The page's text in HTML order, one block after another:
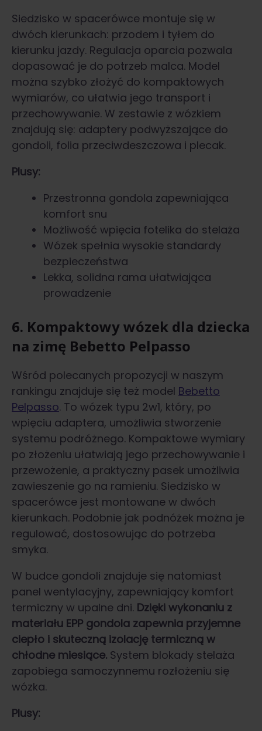
Siedzisko w spacerówce montuje się w
dwóch kierunkach: przodem i tyłem do
kierunku jazdy. Regulacja oparcia pozwala
dopasować je do potrzeb malca. Model
można szybko złożyć do kompaktowych
wymiarów, co ułatwia jego transport i
przechowywanie. W zestawie z wózkiem
znajdują się: adaptery podwyższające do
gondoli, folia przeciwdeszczowa i plecak.
Plusy:
Przestronna gondola zapewniająca
komfort snu
Możliwość wpięcia fotelika do stelaża
Wózek spełnia wysokie standardy
bezpieczeństwa
Lekka, solidna rama ułatwiająca
prowadzenie
6. Kompaktowy wózek dla dziecka
na zimę Bebetto Pelpasso
Wśród polecanych propozycji w naszym
rankingu znajduje się też model Bebetto
Pelpasso. To wózek typu 2w1, który, po
wpięciu adaptera, umożliwia stworzenie
systemu podróżnego. Kompaktowe wymiary
po złożeniu ułatwiają jego przechowywanie i
przewożenie, a praktyczny pasek umożliwia
zawieszenie go na ramieniu. Siedzisko w
spacerówce jest montowane w dwóch
kierunkach. Podobnie jak podnóżek można je
regulować, dostosowując do potrzeba
smyka.
W budce gondoli znajduje się natomiast
panel wentylacyjny, zapewniający komfort
termiczny w upalne dni. Dzięki wykonaniu z
materiału EPP gondola zapewnia przyjemne
ciepło i skuteczną izolację termiczną w
chłodne miesiące. System blokady stelaża
zapobiega samoczynnemu rozłożeniu się
wózka.
Plusy: